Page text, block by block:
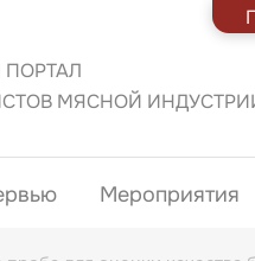
МЯСНОЙ
Мероприятия